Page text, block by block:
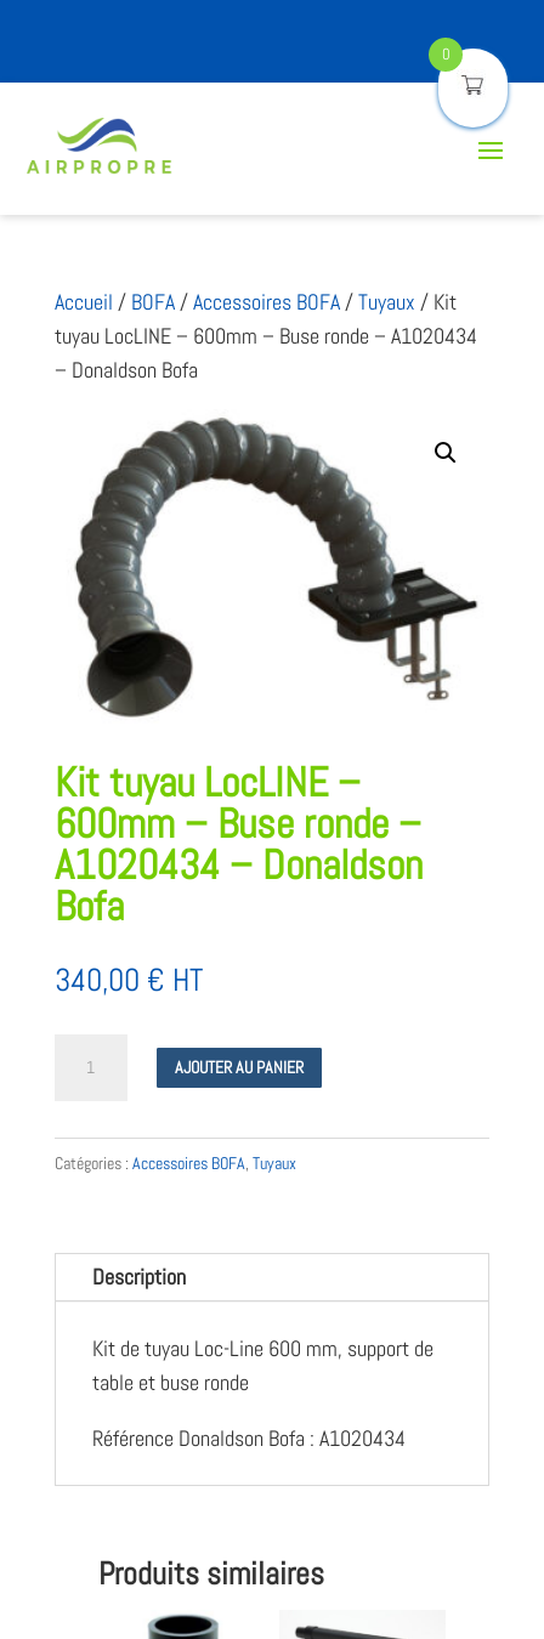
Accueil / BOFA/Accessoires BOFA/Tuyaux / Kit
tuyau LocLINE – 600mm – Buse ronde – A1020434
– Donaldson Bofa
Kit tuyau LocLINE –
600mm – Buse ronde –
A1020434 – Donaldson
Bofa
340,00 € HT
tuyau
600mm
ronde
A1020434
Donaldson
AJOUTER AU PANIER
Catégories : Accessoires BOFA, Tuyaux
Description
Kit de tuyau Loc-Line 600 mm, support de
table et buse ronde
Référence Donaldson Bofa : A1020434
Produits similaires
0